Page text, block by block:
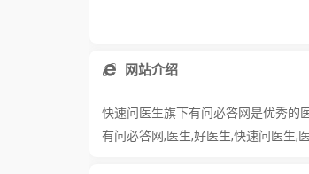
网站介绍
快速问医生旗下有问必答网是优秀的
有问必答网,医生,好医生,快速问医生,